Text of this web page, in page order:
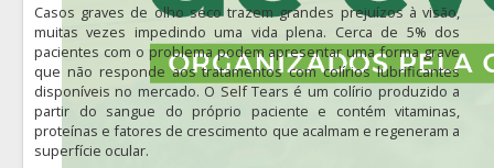
Casos graves de olho seco trazem grandes prejuízos à visão,
muitas vezes impedindo uma vida plena. Cerca de 5% dos
pacientes com o problema podem apresentar uma forma grave
que não responde aos tratamentos com colírios lubrificantes
disponíveis no mercado. O Self Tears é um colírio produzido a
partir do sangue do próprio paciente e contém vitaminas,
proteínas e fatores de crescimento que acalmam e regeneram a
superfície ocular.